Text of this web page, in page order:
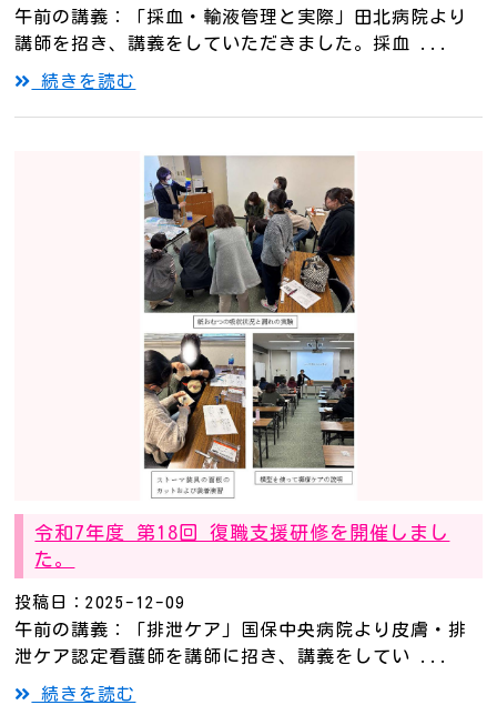
午前の講義：「採血・輸液管理と実際」田北病院より
講師を招き、講義をしていただきました。採血 ...
続きを読む
令和7年度 第18回 復職支援研修を開催しまし
た。
投稿日：2025-12-09
午前の講義：「排泄ケア」国保中央病院より皮膚・排
泄ケア認定看護師を講師に招き、講義をしてい ...
続きを読む